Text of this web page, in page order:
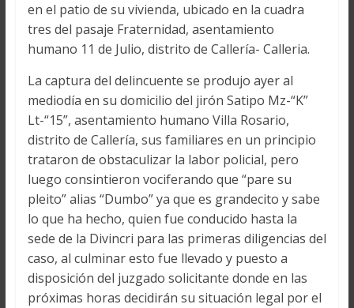
en el patio de su vivienda, ubicado en la cuadra
tres del pasaje Fraternidad, asentamiento
humano 11 de Julio, distrito de Callería- Calleria.
La captura del delincuente se produjo ayer al
mediodía en su domicilio del jirón Satipo Mz-“K”
Lt-“15”, asentamiento humano Villa Rosario,
distrito de Callería, sus familiares en un principio
trataron de obstaculizar la labor policial, pero
luego consintieron vociferando que “pare su
pleito” alias “Dumbo” ya que es grandecito y sabe
lo que ha hecho, quien fue conducido hasta la
sede de la Divincri para las primeras diligencias del
caso, al culminar esto fue llevado y puesto a
disposición del juzgado solicitante donde en las
próximas horas decidirán su situación legal por el